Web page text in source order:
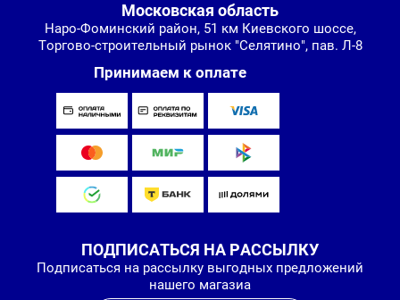
Московская область
Наро-Фоминский район, 51 км Киевского шоссе,
Торгово-строительный рынок "Селятино", пав. Л-8
Принимаем к оплате
ПОДПИСАТЬСЯ НА РАССЫЛКУ
Подписаться на рассылку выгодных предложений
нашего магазиа